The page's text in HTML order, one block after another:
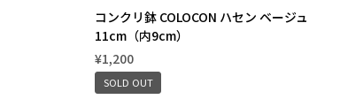
コンクリ鉢 COLOCON ハセン ベージュ
11cm（内9cm）
¥1,200
SOLD OUT